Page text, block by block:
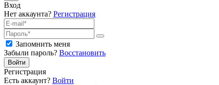
Вход
Нет аккаунта? Регистрация
Запомнить меня
Забыли пароль? Восстановить
Войти
Регистрация
Есть аккаунт? Войти